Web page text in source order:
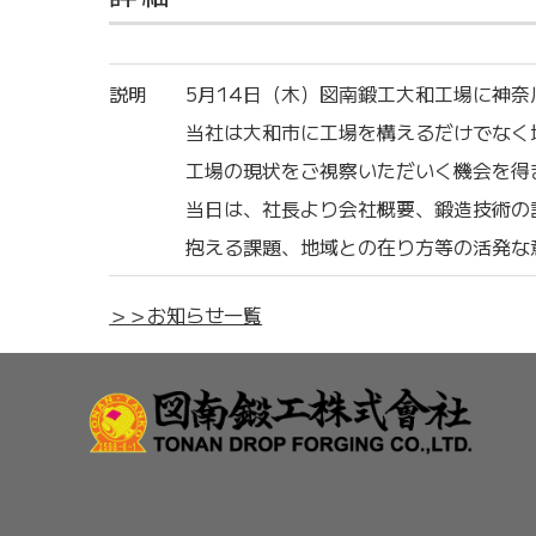
説明
5月14日（木）図南鍛工大和工場に神
当社は大和市に工場を構えるだけでな
工場の現状をご視察いただいく機会を
当日は、社長より会社概要、鍛造技術
抱える課題、地域との在り方等の活発
＞＞お知らせ一覧